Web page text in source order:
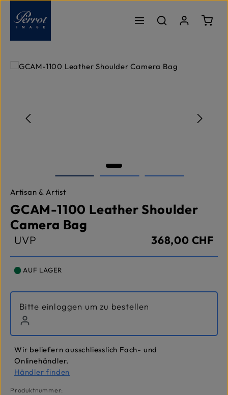
Zum Hauptinhalt springen
Bildergalerie überspringen
Artisan & Artist
GCAM-1100 Leather Shoulder
Camera Bag
UVP 368,00 CHF
AUF LAGER
Bitte einloggen um zu bestellen
Wir beliefern ausschliesslich Fach- und
Onlinehändler.
Händler finden
Produktnummer: